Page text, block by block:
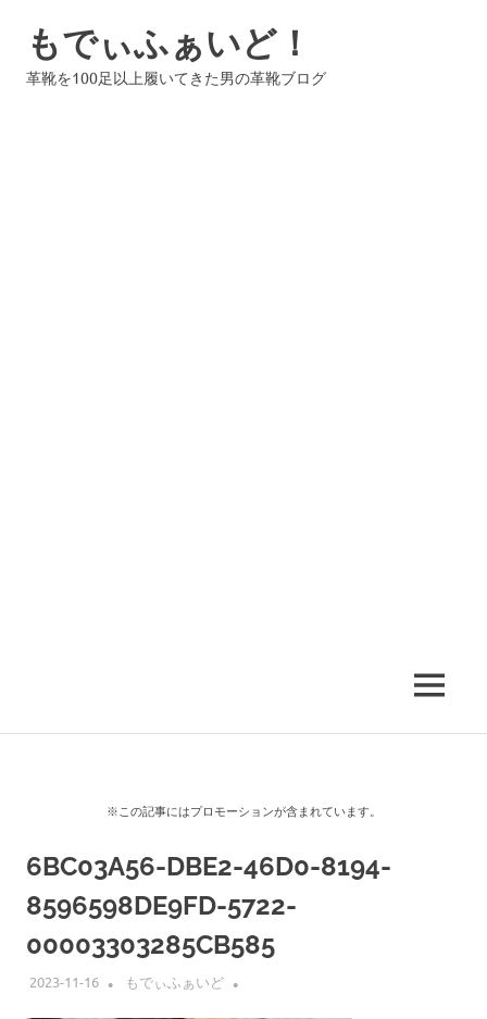
もでぃふぁいど！
革靴を100足以上履いてきた男の革靴ブログ
MENU
※この記事にはプロモーションが含まれています。
6BC03A56-DBE2-46D0-8194-
8596598DE9FD-5722-
00003303285CB585
2023-11-16 もでぃふぁいど